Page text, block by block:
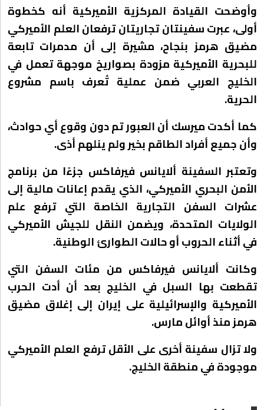
وأوضحت القيادة المركزية الأميركية أنه كخطوة
أولى، عبرت سفينتان تجاريتان ترفعان العلم الأميركي
مضيق هرمز بنجاح، مشيرة إلى أن مدمرات تابعة
للبحرية الأميركية مزودة بصواريخ موجهة تعمل في
الخليج العربي ضمن عملية تُعرف باسم مشروع
الحرية.
كما أكدت ميرسك أن العبور تم دون وقوع أي حوادث،
وأن جميع أفراد الطاقم بخير ولم ينلهم أذى.
وتعتبر السفينة ألايانس فيرفاكس جزءًا من برنامج
الأمن البحري الأميركي، الذي يقدم إعانات مالية إلى
عشرات السفن التجارية الخاصة التي ترفع علم
الولايات المتحدة، ويضمن النقل للجيش الأميركي
في أثناء الحروب أو حالات الطوارئ الوطنية.
وكانت ألايانس فيرفاكس من مئات السفن التي
تقطعت بها السبل في الخليج بعد أن أدت الحرب
الأميركية والإسرائيلية على إيران إلى إغلاق مضيق
هرمز منذ أوائل مارس.
ولا تزال سفينة أخرى على الأقل ترفع العلم الأميركي
موجودة في منطقة الخليج.